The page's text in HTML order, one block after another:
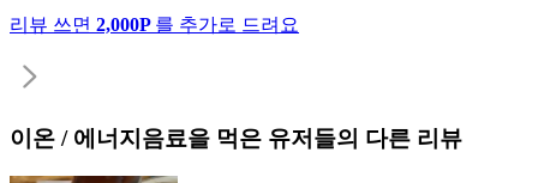
리뷰 쓰면 2,000P 를 추가로 드려요
이온 / 에너지음료을 먹은 유저들의 다른 리뷰